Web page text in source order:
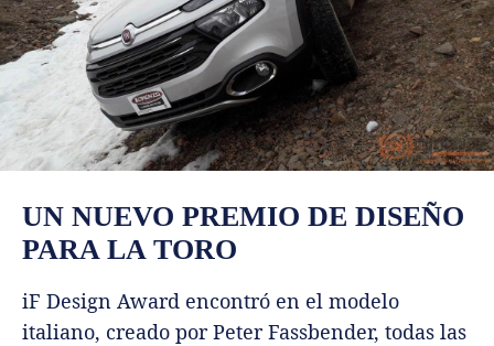
UN NUEVO PREMIO DE DISEÑO
PARA LA TORO
iF Design Award encontró en el modelo
italiano, creado por Peter Fassbender, todas las